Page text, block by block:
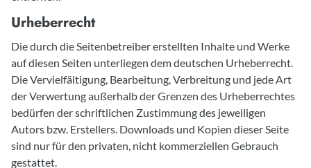
Urheberrecht
Die durch die Seitenbetreiber erstellten Inhalte und Werke
auf diesen Seiten unterliegen dem deutschen Urheberrecht.
Die Vervielfältigung, Bearbeitung, Verbreitung und jede Art
der Verwertung außerhalb der Grenzen des Urheberrechtes
bedürfen der schriftlichen Zustimmung des jeweiligen
Autors bzw. Erstellers. Downloads und Kopien dieser Seite
sind nur für den privaten, nicht kommerziellen Gebrauch
gestattet.